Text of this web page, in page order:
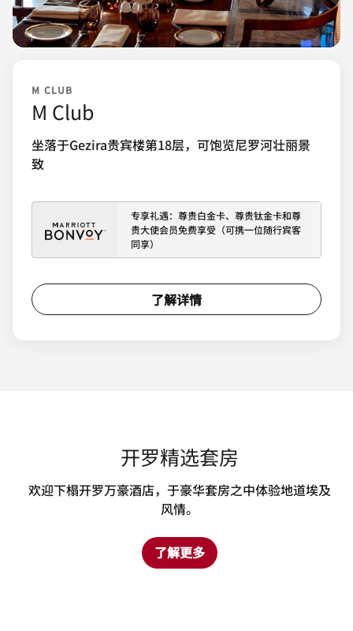
M CLUB
M Club
坐落于Gezira贵宾楼第18层，可饱览尼罗河壮丽景
致
专享礼遇：尊贵白金卡、尊贵钛金卡和尊
贵大使会员免费享受（可携一位随行宾客
同享）
了解详情
开罗精选套房
欢迎下榻开罗万豪酒店，于豪华套房之中体验地道埃及
风情。
了解更多